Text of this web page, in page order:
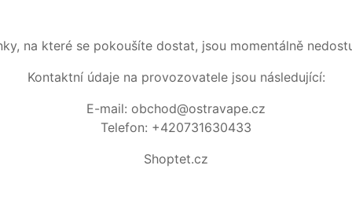
na které se pokoušíte dostat, jsou momentálně
Kontaktní údaje na provozovatele jsou následující:
E-mail: obchod@ostravape.cz
Telefon: +420731630433
Shoptet.cz